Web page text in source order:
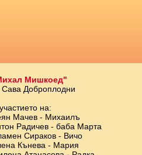
Мишкоед"
Сава Доброплодни
на:
Мачев - Михаилъ
Радичев - баба Марта
Сираков - Вичо
Кънева - Мария